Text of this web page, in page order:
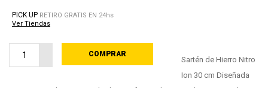
PICK UP RETIRO GRATIS EN 24hs
Ver Tiendas
COMPRAR
PROCESANDO
Sartén de Hierro Nitro
Ion 30 cm Diseñada